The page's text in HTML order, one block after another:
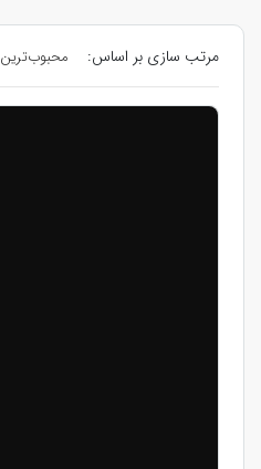
مرتب سازی بر اساس: محبوب‌ترین